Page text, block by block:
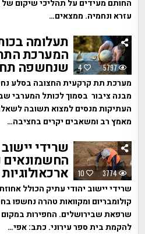
החותם מעידים על תהליכי שיקום
עזרא ונחמיה. ממצאים…
4 5797
תעלומה
המערכת
שנחשפה
מערכת תת קרקעית החצובה בסלע
מבנה ציבור בסמוך לכותל המערבי
העתיקות מנסים למצוא תשובה
מאמץ רב ומשאבים יקרים בחציבה…
10 3774
שרידי
החשמונאים
שרידי יישוב יהודי עתיק הכולל
קולומבריום ומקוואות טהרה נחשפו
שרפאת שבירושלים. החפירות
להקמת בית ספר עירוני. כתב: אפי…